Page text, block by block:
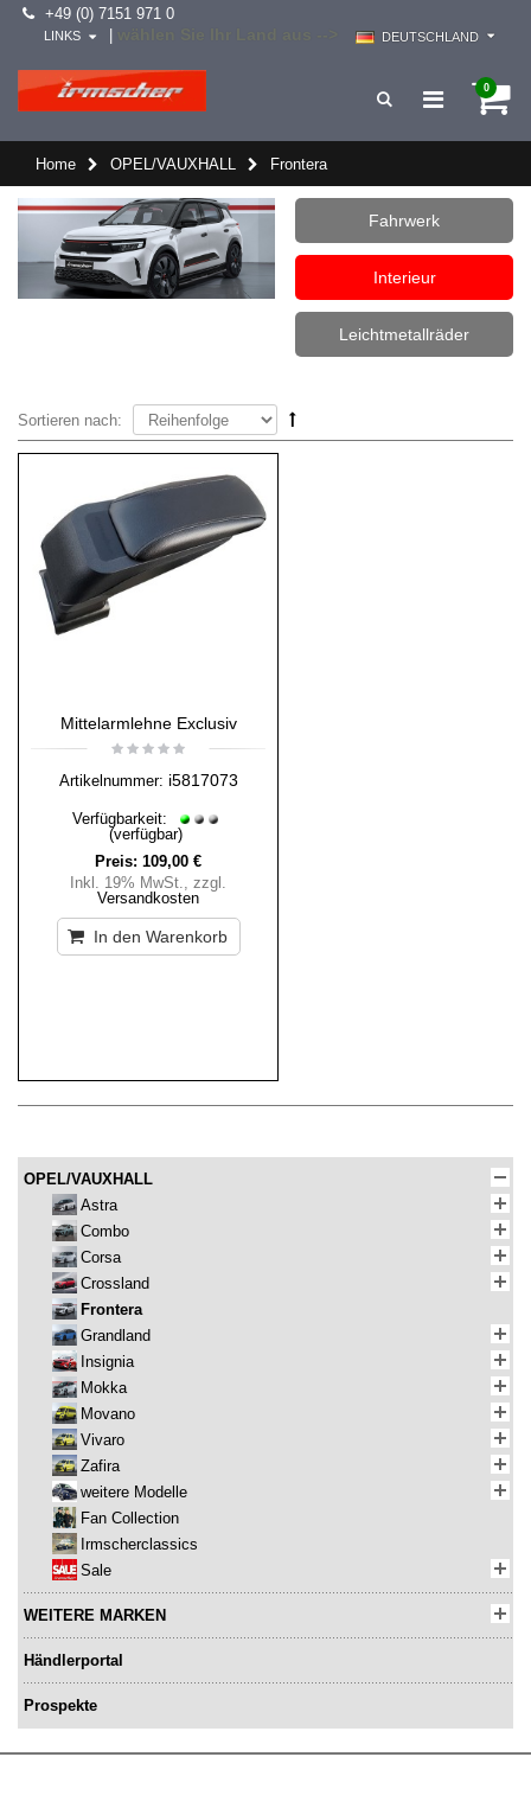
+49 (0) 7151 971 0
DEUTSCHLAND
LINKS
0
Home OPEL/VAUXHALL Frontera
Fahrwerk
Interieur
Leichtmetallräder
Sortieren nach:
Mittelarmlehne Exclusiv
Artikelnummer: i5817073
Verfügbarkeit:
(verfügbar)
Preis: 109,00 €
Inkl. 19% MwSt., zzgl.
Versandkosten
In den Warenkorb
OPEL/VAUXHALL
Astra
Combo
Corsa
Crossland
Frontera
Grandland
Insignia
Mokka
Movano
Vivaro
Zafira
weitere Modelle
Fan Collection
Irmscherclassics
Sale
WEITERE MARKEN
Händlerportal
Prospekte